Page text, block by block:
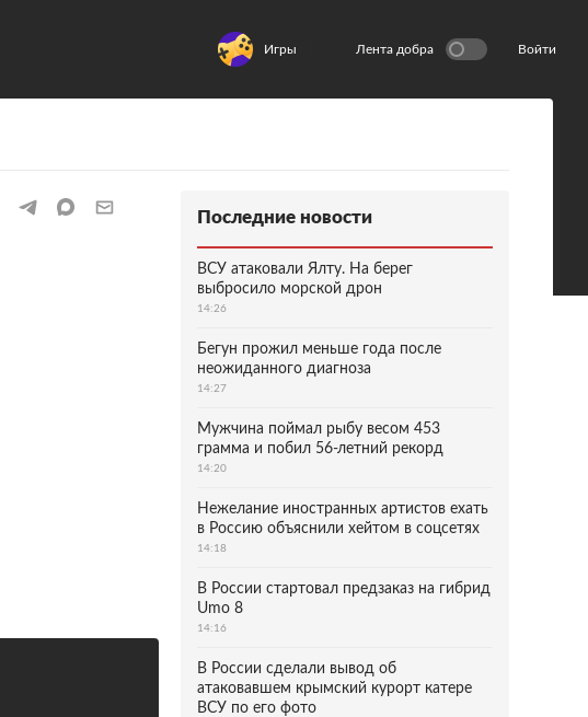
Игры Лента добра Войти
Последние новости
ВСУ атаковали Ялту. На берег
выбросило морской дрон
14:26
Бегун прожил меньше года после
неожиданного диагноза
14:27
Мужчина поймал рыбу весом 453
грамма и побил 56-летний рекорд
14:20
Нежелание иностранных артистов ехать
в Россию объяснили хейтом в соцсетях
14:18
В России стартовал предзаказ на гибрид
Umo 8
14:16
В России сделали вывод об
атаковавшем крымский курорт катере
ВСУ по его фото